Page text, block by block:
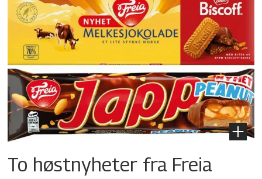
To høstnyheter fra Freia